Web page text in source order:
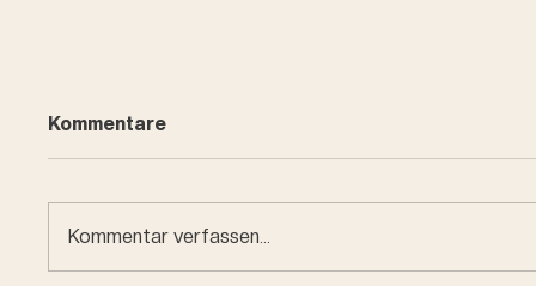
Kommentare
Kommentar verfassen...